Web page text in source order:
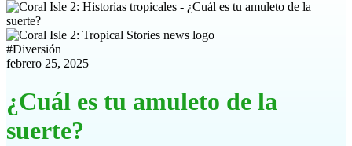
#Diversión
febrero 25, 2025
¿Cuál es tu amuleto de la
suerte?